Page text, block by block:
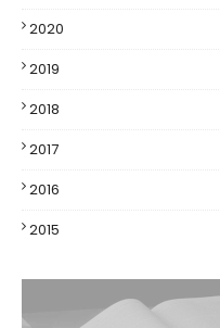
2020
2019
2018
2017
2016
2015